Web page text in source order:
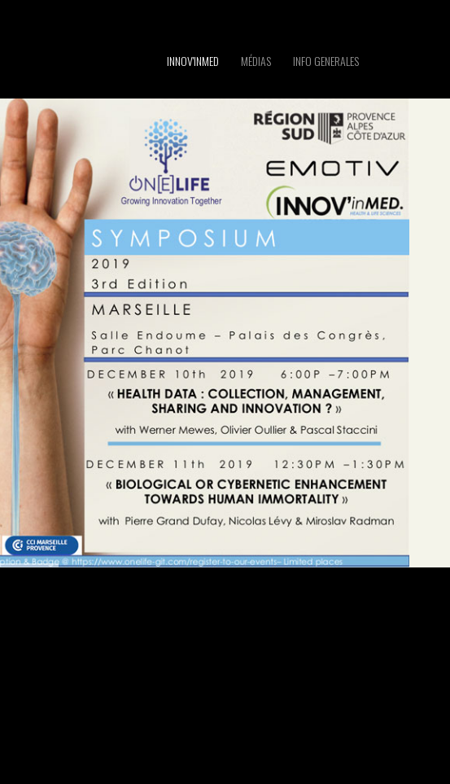
INNOV'INMED MÉDIAS INFO GENERALES